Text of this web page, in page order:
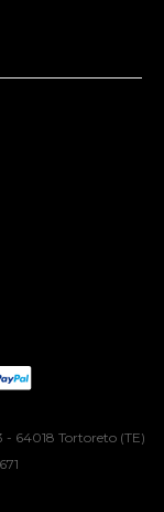
- 64018 Tortoreto (TE)